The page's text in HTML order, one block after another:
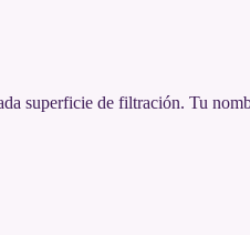
superficie de filtración. Tu